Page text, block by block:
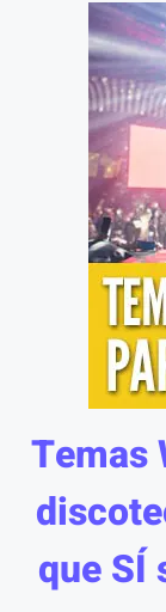
Temas
que SÍ